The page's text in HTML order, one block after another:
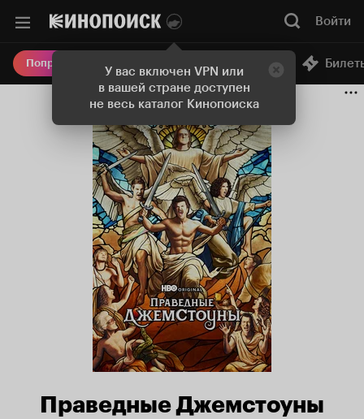
У вас включен VPN или
в вашей стране доступен
не весь каталог Кинопоиска
Войти
Попробовать Плюс Онлайн-кинотеатр
Праведные Джемстоуны